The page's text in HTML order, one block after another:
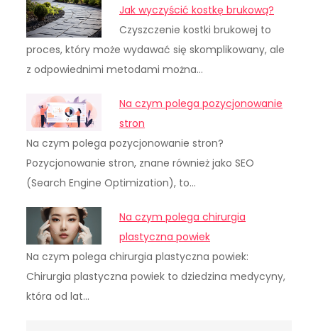
Jak wyczyścić kostkę brukową?
Czyszczenie kostki brukowej to
proces, który może wydawać się skomplikowany, ale
z odpowiednimi metodami można…
Na czym polega pozycjonowanie
stron
Na czym polega pozycjonowanie stron?
Pozycjonowanie stron, znane również jako SEO
(Search Engine Optimization), to…
Na czym polega chirurgia
plastyczna powiek
Na czym polega chirurgia plastyczna powiek:
Chirurgia plastyczna powiek to dziedzina medycyny,
która od lat…